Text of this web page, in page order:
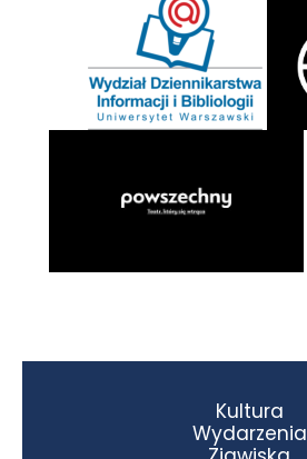
Kultura
Wydarzenia